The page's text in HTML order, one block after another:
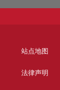
站点地图
法律声明